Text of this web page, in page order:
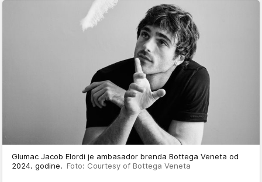
Glumac Jacob Elordi je ambasador brenda Bottega Veneta od
2024. godine. Foto: Courtesy of Bottega Veneta